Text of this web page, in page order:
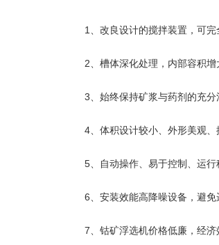
1、改良设计的搅拌装置，可
2、槽体深化处理，内部容积
3、始终保持矿浆与药剂的充
4、体积设计较小、外形美观
5、自动操作、易于控制、运行
6、安装效能高降噪设备，避
7、钴矿浮选机价格低廉，经济